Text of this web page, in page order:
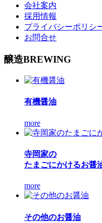
会社案内
採用情報
プライバシーポリシ
お問合せ
醸造BREWING
有機醤油
more
寺岡家の
たまごにかけるお醤
more
その他のお醤油